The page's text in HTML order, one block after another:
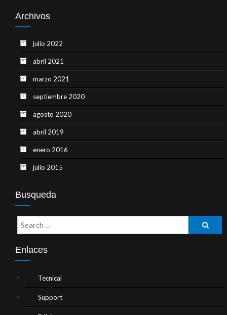
Archivos
julio 2022
abril 2021
marzo 2021
septiembre 2020
agosto 2020
abril 2019
enero 2016
julio 2015
Busqueda
Enlaces
Tecnical
Support